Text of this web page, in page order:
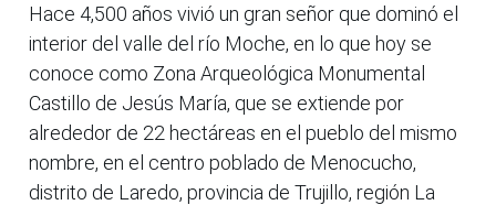
Hace 4,500 años vivió un gran señor que dominó el
interior del valle del río Moche, en lo que hoy se
conoce como Zona Arqueológica Monumental
Castillo de Jesús María, que se extiende por
alrededor de 22 hectáreas en el pueblo del mismo
nombre, en el centro poblado de Menocucho,
distrito de Laredo, provincia de Trujillo, región La